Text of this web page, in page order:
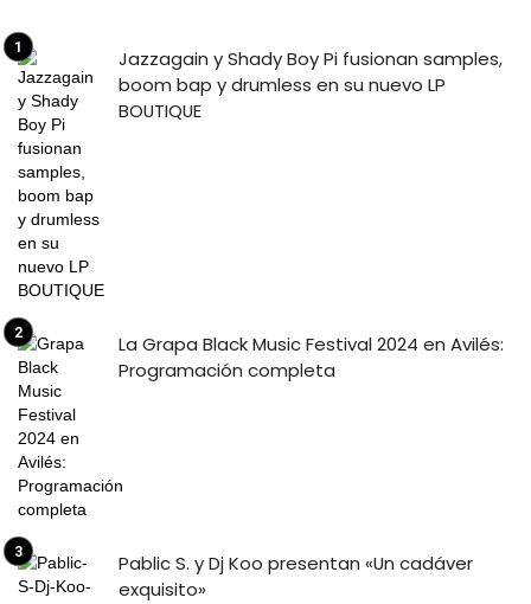
Jazzagain y Shady Boy Pi fusionan samples,
boom bap y drumless en su nuevo LP
BOUTIQUE
La Grapa Black Music Festival 2024 en Avilés:
Programación completa
Pablic S. y Dj Koo presentan «Un cadáver
exquisito»